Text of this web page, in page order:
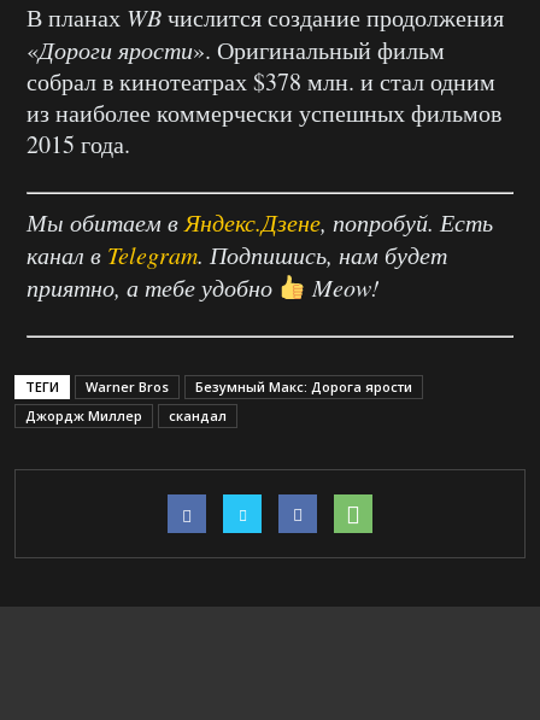
В планах WBчислится создание продолжения
«Дороги ярости». Оригинальный фильм
собрал в кинотеатрах $378 млн. и стал одним
из наиболее коммерчески успешных фильмов
2015 года.
Мы обитаем вЯндекс.Дзене, попробуй. Есть
канал в Telegram. Подпишись, нам будет
приятно, а тебе удобно
Meow!
ТЕГИ Warner Bros
Безумный Макс: Дорога ярости
Джордж Миллер
скандал